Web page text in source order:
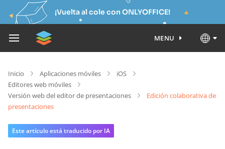
¡Vuelta al cole con ONLYOFFICE!
MENU
Inicio Aplicaciones móviles
iOS
Editores web móviles
Versión web del editor de presentaciones
Edición colaborativa de
presentaciones
Este artículo está traducido por IA